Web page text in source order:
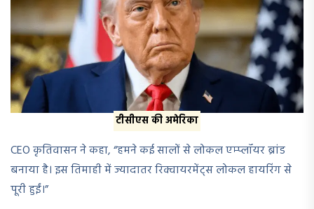
टीसीएस की अमेरिका
CEO कृतिवासन ने कहा, “हमने कई सालों से लोकल एम्प्लॉयर ब्रांड
बनाया है। इस तिमाही में ज्यादातर रिक्वायरमेंट्स लोकल हायरिंग से
पूरी हुईं।”